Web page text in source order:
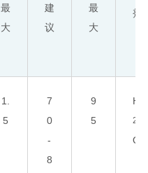
剂
最
大
建
议
最
大
1.
5
7
0
-
8
9
5
H
2
O